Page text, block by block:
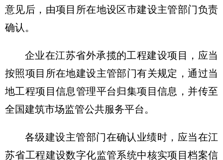
意见后，由项目所在地设区市建设主管部门负责
确认。
企业在江苏省外承揽的工程建设项目，应当
按照项目所在地建设主管部门有关规定，通过当
地工程项目信息管理平台归集项目信息，并传至
全国建筑市场监管公共服务平台。
各级建设主管部门在确认业绩时，应当在江
苏省工程建设数字化监管系统中核实项目档案信